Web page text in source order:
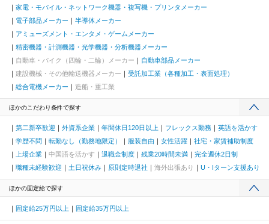
家電・モバイル・ネットワーク機器・複写機・プリンタメーカー
電子部品メーカー
半導体メーカー
アミューズメント・エンタメ・ゲームメーカー
精密機器・計測機器・光学機器・分析機器メーカー
自動車・バイク（四輪・二輪）メーカー
自動車部品メーカー
建設機械・その他輸送機器メーカー
受託加工業（各種加工・表面処理）
総合電機メーカー
造船・重工業
ほかのこだわり条件で探す
第二新卒歓迎 外資系企業 年間休日120日以上 フレックス勤務
英語を活かす
学歴不問
転勤なし（勤務地限定） 服装自由 女性活躍
社宅・家賃補助制度
上場企業
中国語を活かす 退職金制度 残業20時間未満
完全週休2日制
職種未経験歓迎
土日祝休み 原則定時退社 海外出張あり U・Iターン支援あり
ほかの固定給で探す
固定給25万円以上 固定給35万円以上